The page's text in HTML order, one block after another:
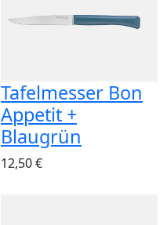
Tafelmesser Bon
Appetit +
Blaugrün
12,50 €